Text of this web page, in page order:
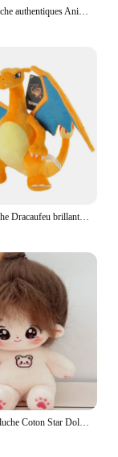
Jouets en peluche authentiques Anime Sanurgente Pochacco pour enfants, jouets en peluche mignons, poupées d'oreiller Kawaii, cadeaux d'anniversaire pour filles
Jouet en peluche Dracaufeu brillant, peluche douce pour cadeau, jeu à collectionner, dessin animé mignon Rick, 12 po
Idol Butter Peluche Coton Star Dolls, Peluche Kawaii, Bébé Peluches, Ours Salopette, Sans Attributs, Poupées Jouets pour Enfants, Collection Cadeau, 20cm